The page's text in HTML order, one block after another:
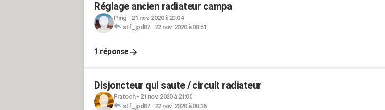
Réglage ancien radiateur campa
Pmg - 21 nov. 2020 à 23:04
stf_jpd87- 22 nov. 2020 à 08:51
1 réponse
Disjoncteur qui saute / circuit radiateur
Fratoch- 21 nov. 2020 à 21:00
stf_jpd87- 22 nov. 2020 à 08:36